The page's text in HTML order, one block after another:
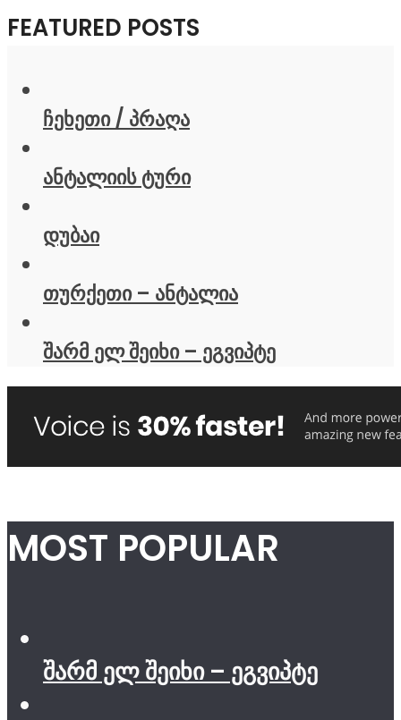
FEATURED POSTS
ჩეხეთი / პრაღა
ანტალიის ტური
დუბაი
თურქეთი – ანტალია
შარმ ელ შეიხი – ეგვიპტე
MOST POPULAR
შარმ ელ შეიხი – ეგვიპტე